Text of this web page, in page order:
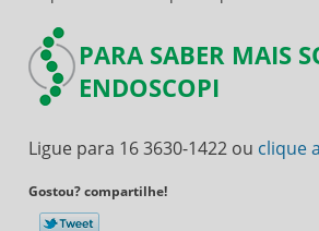
PARA SABER MAIS
ENDOSCOPI
Ligue para 16 3630-1422 ou clique
Gostou? compartilhe!